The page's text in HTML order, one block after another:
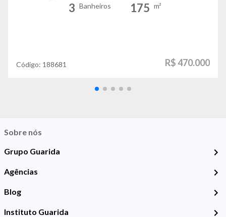
3 Banheiros 175 m²
Código: 188681 R$ 470.000
Sobre nós
Grupo Guarida
Agências
Blog
Instituto Guarida